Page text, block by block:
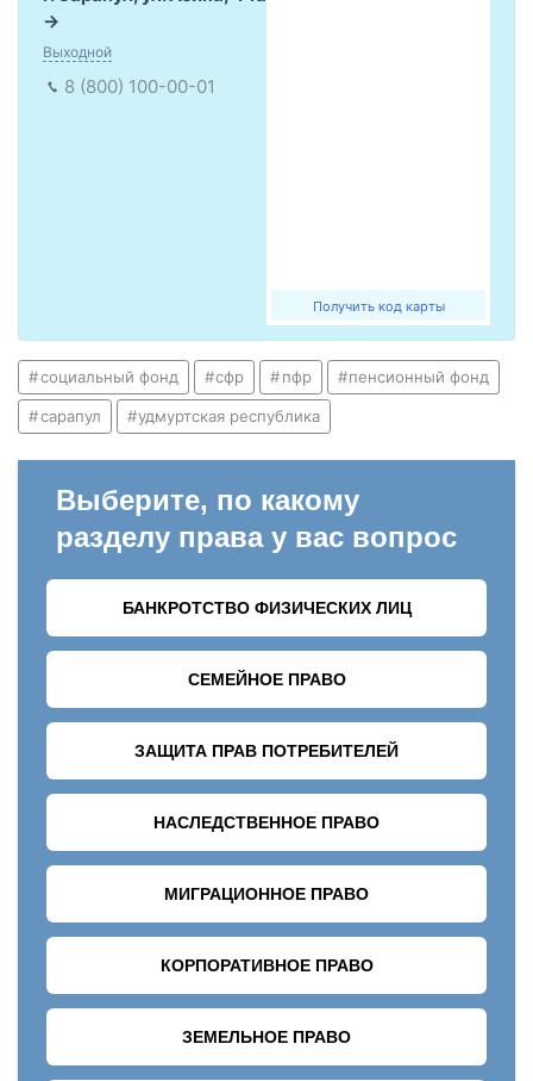
Получить код карты
Выходной
8 (800) 100-00-01
социальный фонд сфр пфр пенсионный фонд
сарапул удмуртская республика